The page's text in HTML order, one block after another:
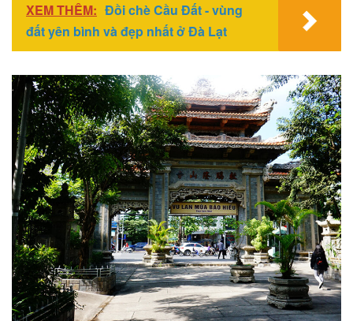
XEM THÊM: Đồi chè Cầu Đất - vùng
đất yên bình và đẹp nhất ở Đà Lạt